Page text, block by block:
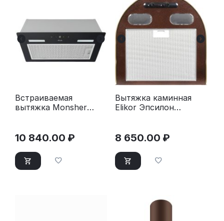
Встраиваемая
вытяжка Monsher
10 840.00 ₽
Вытяжка каминная
Elikor Эпсилон
8 650.00 ₽